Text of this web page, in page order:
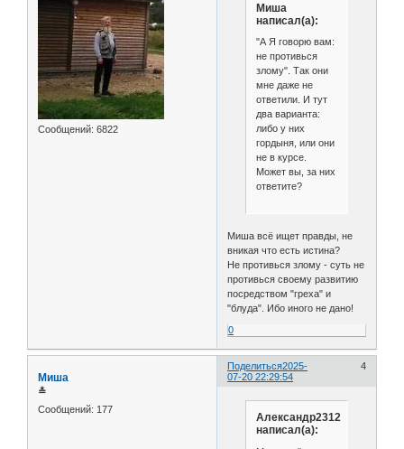
Сообщений: 6822
Миша
написал(а):
"А Я говорю вам:
не противься
злому". Так они
мне даже не
ответили. И тут
два варианта:
либо у них
гордыня, или они
не в курсе.
Может вы, за них
ответите?
Миша всё ищет правды, не
вникая что есть истина?
Не противься злому - суть не
противься своему развитию
посредством "греха" и
"блуда". Ибо иного не дано!
0
Поделиться 4
2025-
07-20 22:29:54
Миша
≛
Сообщений: 177
Александр2312
написал(а):